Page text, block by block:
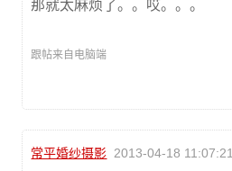
那就太麻烦了。。哎。。。
跟帖来自电脑端
常平婚纱摄影 2013-04-18 11:07:21